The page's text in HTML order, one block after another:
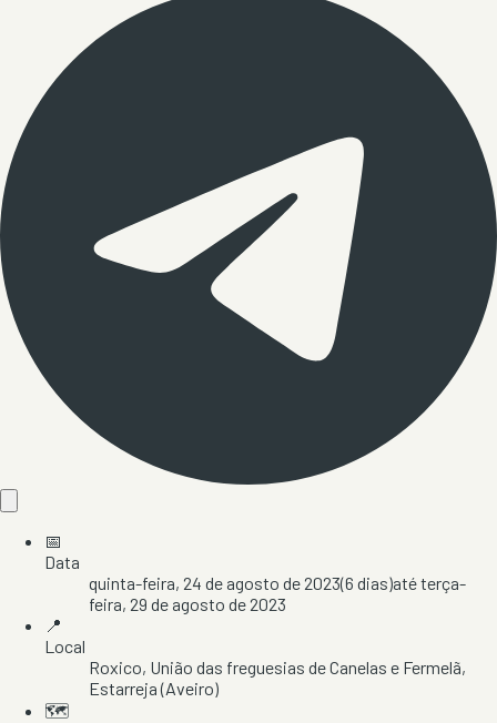
📅
Data
quinta-feira, 24 de agosto de 2023(6 dias)atéterça-
feira, 29 de agosto de 2023
📍
Local
Roxico, União das freguesias de Canelas e Fermelã,
Estarreja(Aveiro)
🗺️